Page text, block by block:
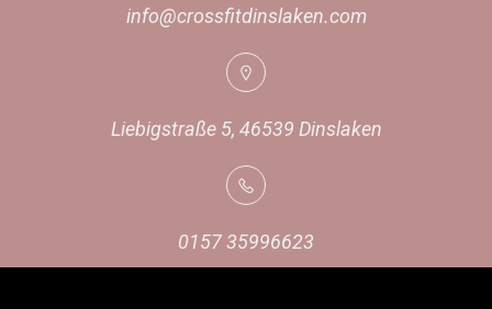
info@crossfitdinslaken.com
Liebigstraße 5, 46539 Dinslaken
0157 35996623